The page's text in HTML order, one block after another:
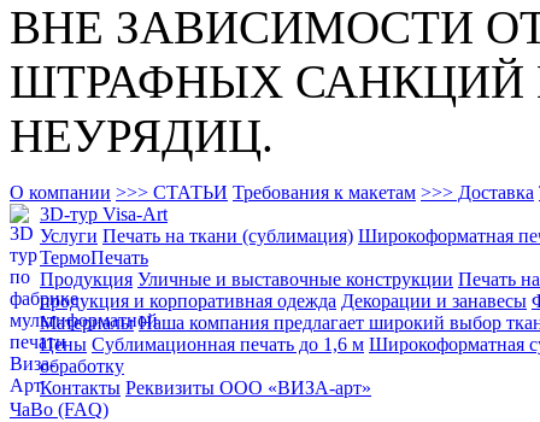
ВНЕ ЗАВИСИМОСТИ
ШТРАФНЫХ САНКЦИЙ
НЕУРЯДИЦ.
О компании >>> СТАТЬИ Требования к макетам >>> Доставка
3D-тур Visa-Art
Услуги Печать на ткани (сублимация) Широкоформатная
ТермоПечать
Продукция Уличные и выставочные конструкции Печать
продукция и корпоративная одежда Декорации и занавесы
Материалы Наша компания предлагает широкий выбор
Цены Сублимационная печать до 1,6 м Широкоформатная
обработку
Контакты Реквизиты ООО «ВИЗА-арт»
ЧаВо (FAQ)